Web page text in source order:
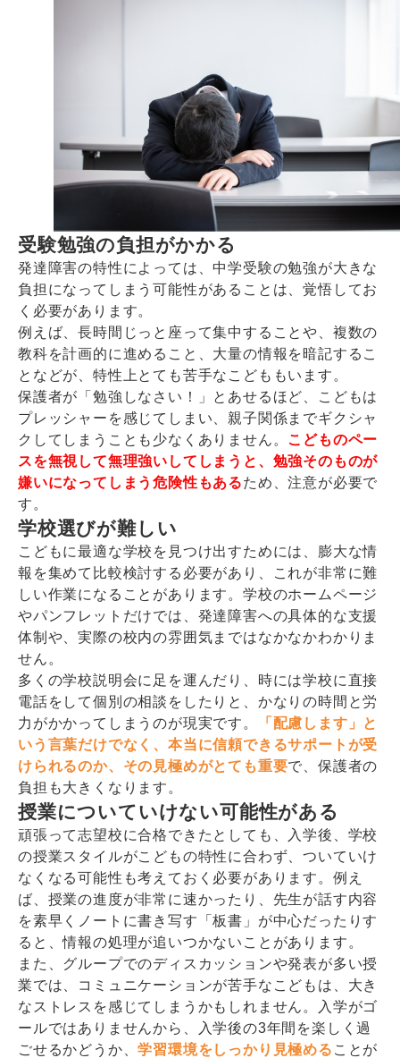
受験勉強の負担がかかる
発達障害の特性によっては、中学受験の勉強が大きな
負担になってしまう可能性があることは、覚悟してお
く必要があります。
例えば、長時間じっと座って集中することや、複数の
教科を計画的に進めること、大量の情報を暗記するこ
となどが、特性上とても苦手なこどももいます。
保護者が「勉強しなさい！」とあせるほど、こどもは
プレッシャーを感じてしまい、親子関係までギクシャ
クしてしまうことも少なくありません。 こどものペー
スを無視して無理強いしてしまうと、勉強そのものが
嫌いになってしまう危険性もあるため、注意が必要で
す。
学校選びが難しい
こどもに最適な学校を見つけ出すためには、膨大な情
報を集めて比較検討する必要があり、これが非常に難
しい作業になることがあります。学校のホームページ
やパンフレットだけでは、発達障害への具体的な支援
体制や、実際の校内の雰囲気まではなかなかわかりま
せん。
多くの学校説明会に足を運んだり、時には学校に直接
電話をして個別の相談をしたりと、かなりの時間と労
力がかかってしまうのが現実です。
「配慮します」と
いう言葉だけでなく、本当に信頼できるサポートが受
けられるのか、その見極めがとても重要で、保護者の
負担も大きくなります。
授業についていけない可能性がある
頑張って志望校に合格できたとしても、入学後、学校
の授業スタイルがこどもの特性に合わず、ついていけ
なくなる可能性も考えておく必要があります。例え
ば、授業の進度が非常に速かったり、先生が話す内容
を素早くノートに書き写す「板書」が中心だったりす
ると、情報の処理が追いつかないことがあります。
また、グループでのディスカッションや発表が多い授
業では、コミュニケーションが苦手なこどもは、大き
なストレスを感じてしまうかもしれません。入学がゴ
ールではありませんから、入学後の3年間を楽しく過
ごせるかどうか、学習環境をしっかり見極める ことが